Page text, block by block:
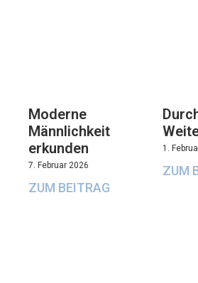
Moderne
Männlichkeit
erkunden
7. Februar 2026
ZUM BEITRAG
1.
ZUM